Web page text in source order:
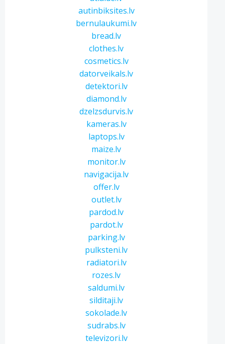
autinbiksites.lv
bernulaukumi.lv
bread.lv
clothes.lv
cosmetics.lv
datorveikals.lv
detektori.lv
diamond.lv
dzelzsdurvis.lv
kameras.lv
laptops.lv
maize.lv
monitor.lv
navigacija.lv
offer.lv
outlet.lv
pardod.lv
pardot.lv
parking.lv
pulksteni.lv
radiatori.lv
rozes.lv
saldumi.lv
silditaji.lv
sokolade.lv
sudrabs.lv
televizori.lv